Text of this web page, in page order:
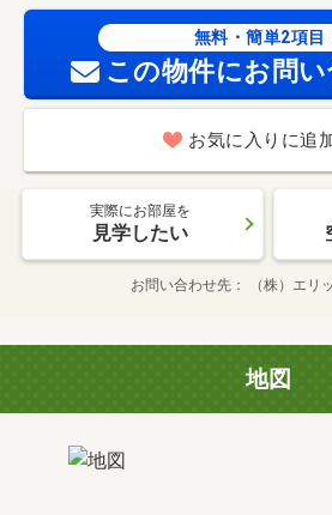
無料・簡単2項目
この物件にお問
お気に入りに追
実際にお部屋を
見学したい
お問い合わせ先 （株）エリ
地図